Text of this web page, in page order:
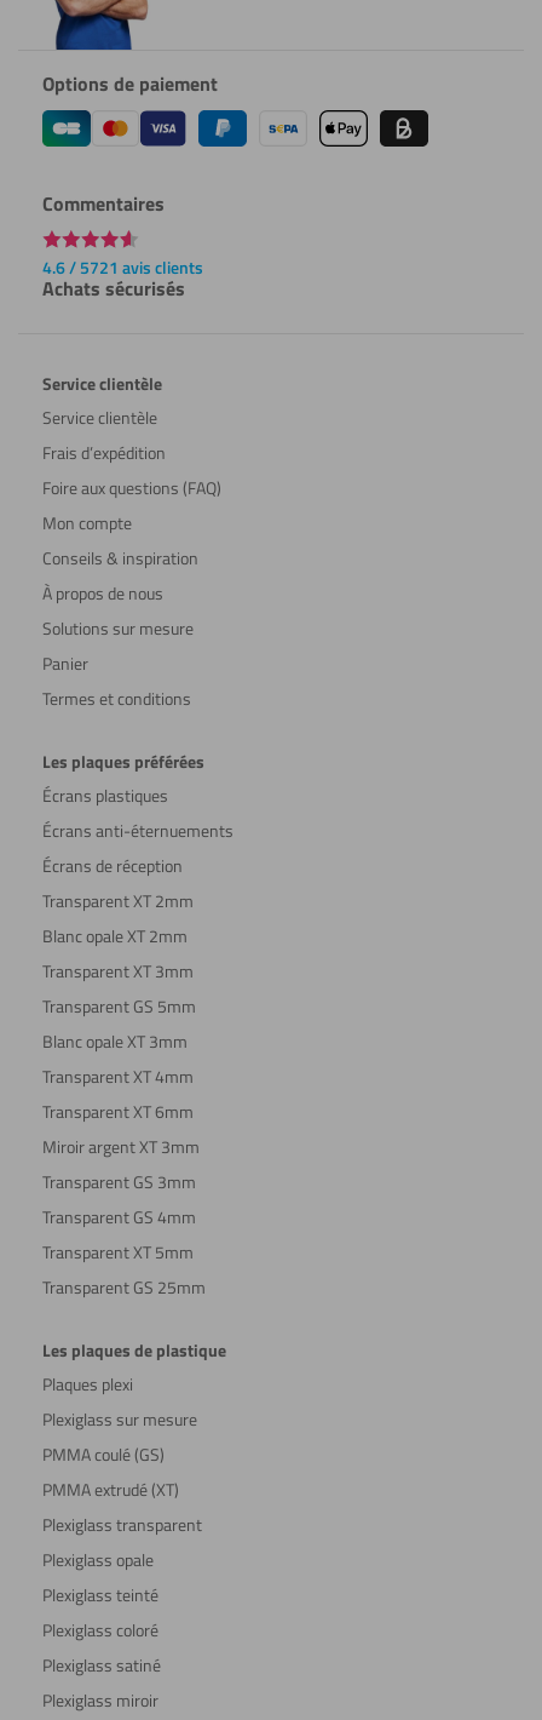
Options de paiement
Commentaires
4.6 / 5721 avis clients
Achats sécurisés
Service clientèle
Service clientèle
Frais d’expédition
Foire aux questions (FAQ)
Mon compte
Conseils & inspiration
À propos de nous
Solutions sur mesure
Panier
Termes et conditions
Les plaques préférées
Écrans plastiques
Écrans anti-éternuements
Écrans de réception
Transparent XT 2mm
Blanc opale XT 2mm
Transparent XT 3mm
Transparent GS 5mm
Blanc opale XT 3mm
Transparent XT 4mm
Transparent XT 6mm
Miroir argent XT 3mm
Transparent GS 3mm
Transparent GS 4mm
Transparent XT 5mm
Transparent GS 25mm
Les plaques de plastique
Plaques plexi
Plexiglass sur mesure
PMMA coulé (GS)
PMMA extrudé (XT)
Plexiglass transparent
Plexiglass opale
Plexiglass teinté
Plexiglass coloré
Plexiglass satiné
Plexiglass miroir